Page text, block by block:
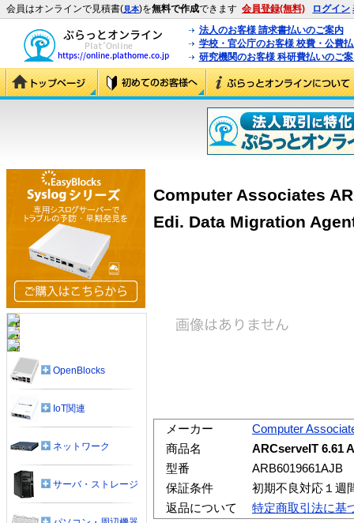
会員はオンラインで見積書(見本)を無料で作成できます 会員登録(無料) ログイン
法人のお客様 請求書払いのご案内
学校・官公庁のお客様 校費・公費
研究機関のお客様 科研費払いのご
Computer Associates
Edi. Data Migration
メーカー
Computer
商品名
ARCserveIT 6.61
型番
ARB6019661AJB
保証条件
初期不良対応１週
返品について
特定商取引法に基
OpenBlocks
IoT関連
ネットワーク
サーバ・ストレージ